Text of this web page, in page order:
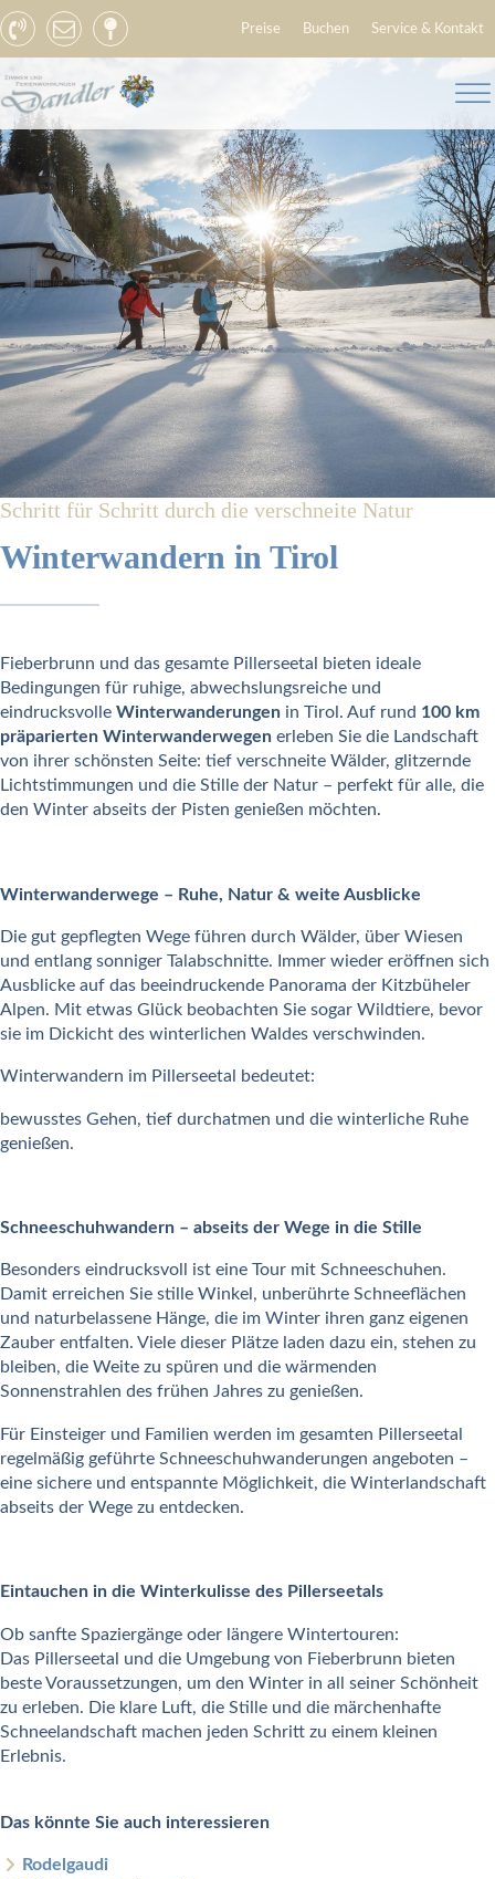
Preise Buchen Service & Kontakt
Schritt für Schritt durch die verschneite Natur
Winterwandern in Tirol
Fieberbrunn und das gesamte Pillerseetal bieten ideale
Bedingungen für ruhige, abwechslungsreiche und
eindrucksvolle Winterwanderungen in Tirol. Auf rund 100 km
präparierten Winterwanderwegen erleben Sie die Landschaft
von ihrer schönsten Seite: tief verschneite Wälder, glitzernde
Lichtstimmungen und die Stille der Natur – perfekt für alle, die
den Winter abseits der Pisten genießen möchten.
Winterwanderwege – Ruhe, Natur & weite Ausblicke
Die gut gepflegten Wege führen durch Wälder, über Wiesen
und entlang sonniger Talabschnitte. Immer wieder eröffnen sich
Ausblicke auf das beeindruckende Panorama der Kitzbüheler
Alpen. Mit etwas Glück beobachten Sie sogar Wildtiere, bevor
sie im Dickicht des winterlichen Waldes verschwinden.
Winterwandern im Pillerseetal bedeutet:
bewusstes Gehen, tief durchatmen und die winterliche Ruhe
genießen.
Schneeschuhwandern – abseits der Wege in die Stille
Besonders eindrucksvoll ist eine Tour mit Schneeschuhen.
Damit erreichen Sie stille Winkel, unberührte Schneeflächen
und naturbelassene Hänge, die im Winter ihren ganz eigenen
Zauber entfalten. Viele dieser Plätze laden dazu ein, stehen zu
bleiben, die Weite zu spüren und die wärmenden
Sonnenstrahlen des frühen Jahres zu genießen.
Für Einsteiger und Familien werden im gesamten Pillerseetal
regelmäßig geführte Schneeschuhwanderungen angeboten –
eine sichere und entspannte Möglichkeit, die Winterlandschaft
abseits der Wege zu entdecken.
Eintauchen in die Winterkulisse des Pillerseetals
Ob sanfte Spaziergänge oder längere Wintertouren:
Das Pillerseetal und die Umgebung von Fieberbrunn bieten
beste Voraussetzungen, um den Winter in all seiner Schönheit
zu erleben. Die klare Luft, die Stille und die märchenhafte
Schneelandschaft machen jeden Schritt zu einem kleinen
Erlebnis.
Das könnte Sie auch interessieren
Rodelgaudi